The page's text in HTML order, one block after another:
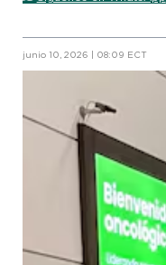
junio 10, 2026 | 08:09 ECT